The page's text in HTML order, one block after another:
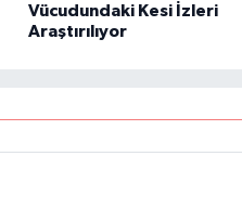
Vücudundaki Kesi İzleri
Araştırılıyor